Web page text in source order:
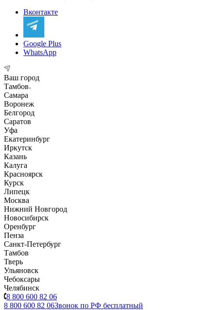
Вконтакте
Google Plus
WhatsApp
Ваш город
Тамбов
Самара
Воронеж
Белгород
Саратов
Уфа
Екатеринбург
Иркутск
Казань
Калуга
Красноярск
Курск
Липецк
Москва
Нижний Новгород
Новосибирск
Оренбург
Пенза
Санкт-Петербург
Тамбов
Тверь
Ульяновск
Чебоксары
Челябинск
8 800 600 82 06
8 800 600 82 06Звонок по РФ бесплатный